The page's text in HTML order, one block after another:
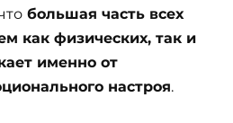
большая часть всех
как физических, так и
именно от
настроя.